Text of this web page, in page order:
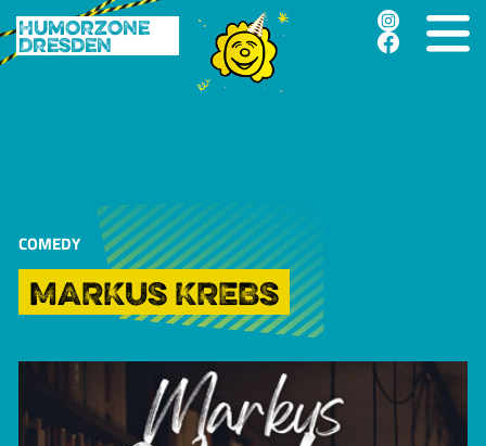
Humorzone
Dresden
COMEDY
MARKUS KREBS